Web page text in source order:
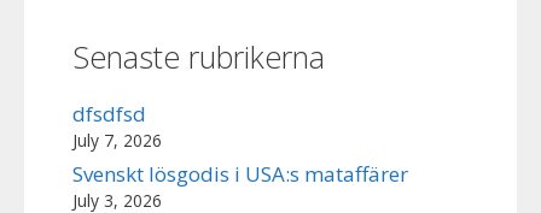
Senaste rubrikerna
dfsdfsd
July 7, 2026
Svenskt lösgodis i USA:s mataffärer
July 3, 2026